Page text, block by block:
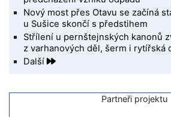
Nový most přes Otavu se začíná
u Sušice skončí s předstihem
Střílení u pernštejnských kanonů
z varhanových děl, šerm i rytířská
Další
Partneři projektu